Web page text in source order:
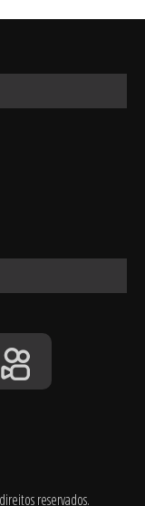
reservados.